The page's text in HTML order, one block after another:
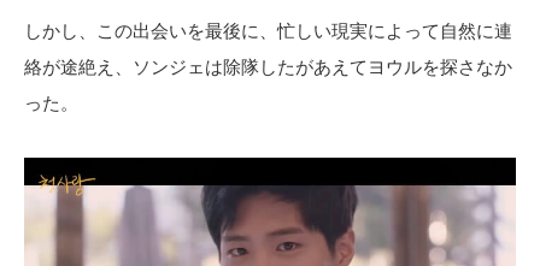
しかし、この出会いを最後に、忙しい現実によって自然に連
絡が途絶え、ソンジェは除隊したがあえてヨウルを探さなか
った。